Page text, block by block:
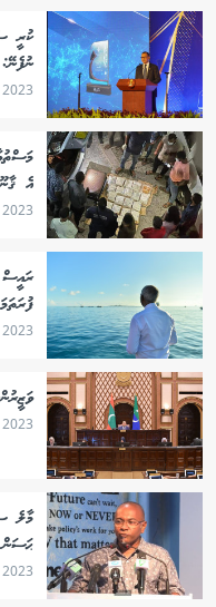
ކުރީ
އެ
މާލެ